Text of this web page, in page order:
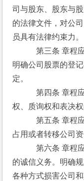
司与股东、股东与
的法律文件，对公
员具有法律约束力。
第三条 章程应当
明确公司股票的登
定。
第四条 章程应当
权、质询权和表决权
第五条 章程应当
占用或者转移公司
第六条 章程应当
的诚信义务。明确
各种方式损害公司